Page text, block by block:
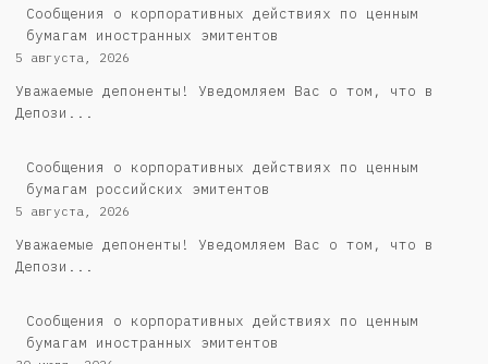
Сообщения о корпоративных действиях по ценным
бумагам иностранных эмитентов
5 августа, 2026
Уважаемые депоненты! Уведомляем Вас о том, что в
Депози...
Cообщения о корпоративных действиях по ценным
бумагам российских эмитентов
5 августа, 2026
Уважаемые депоненты! Уведомляем Вас о том, что в
Депози...
Сообщения о корпоративных действиях по ценным
бумагам иностранных эмитентов